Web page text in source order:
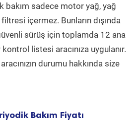
bakım sadece motor yağ, yağ
içermez. Bunların dışında
güvenli sürüş için toplamda 12 ana
listesi aracınıza uygulanır.
durumu hakkında size
Bakım Fiyatı